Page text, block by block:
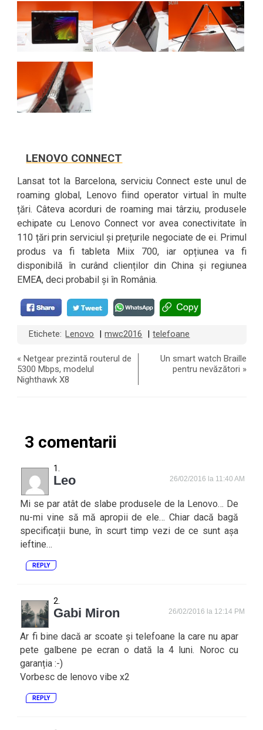
LENOVO CONNECT
Lansat tot la Barcelona, serviciu Connect este unul de
roaming global, Lenovo fiind operator virtual în multe
țări. Câteva acorduri de roaming mai târziu, produsele
echipate cu Lenovo Connect vor avea conectivitate în
110 țări prin serviciul și prețurile negociate de ei. Primul
produs va fi tableta Miix 700, iar opțiunea va fi
disponibilă în curând clienților din China și regiunea
EMEA, deci probabil și în România.
Etichete: Lenovo | mwc2016 | telefoane
«Netgear prezintă routerul de
5300 Mbps, modelul
Nighthawk X8
Un smart watch Braille
pentru nevăzători »
3 comentarii
Leo 26/02/2016 la 11:40 AM
Mi se par atât de slabe produsele de la Lenovo… De
nu-mi vine să mă apropii de ele… Chiar dacă bagă
specificații bune, în scurt timp vezi de ce sunt așa
ieftine…
REPLY
Gabi Miron 26/02/2016 la 12:14 PM
Ar fi bine dacă ar scoate și telefoane la care nu apar
pete galbene pe ecran o dată la 4 luni. Noroc cu
garanția :-)
Vorbesc de lenovo vibe x2
REPLY